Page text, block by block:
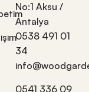
No:1 Aksu /
Antalya
0538 491 01
34
0541 336 09